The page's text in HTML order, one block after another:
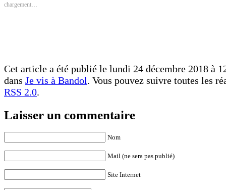
fenêtre)
chargement…
Cet article a été publié le lundi 24 décembre 2018 à
dans Je vis à Bandol. Vous pouvez suivre toutes les
RSS 2.0.
Laisser un commentaire
Nom
Mail (ne sera pas publié)
Site Internet